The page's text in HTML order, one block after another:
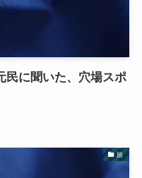
民に聞いた、穴場スポ
旅